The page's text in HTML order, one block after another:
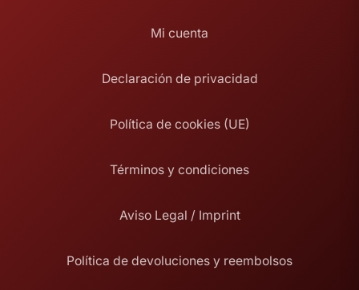
Mi cuenta
Declaración de privacidad
Política de cookies (UE)
Términos y condiciones
Aviso Legal / Imprint
Política de devoluciones y reembolsos